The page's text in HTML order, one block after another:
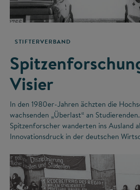
STIFTERVERBAND
Visier
In den 1980er-Jahren ächzten die
wachsenden „Überlast“ an
Spitzenforscher wanderten ins Ausland
Innovationsdruck in der deutschen